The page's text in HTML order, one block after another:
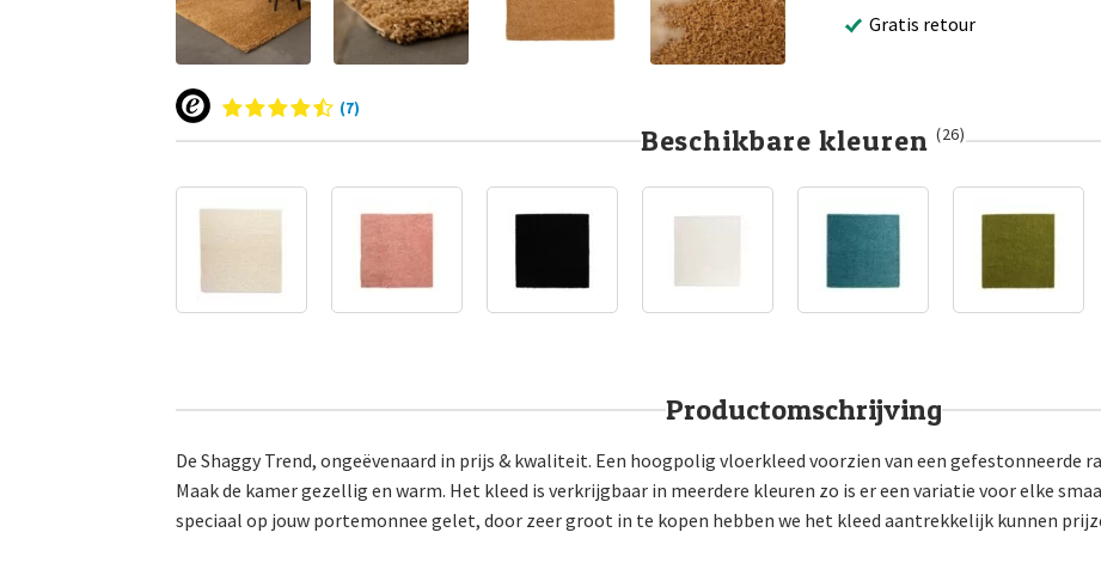
(7)
Gratis retour
Beschikbare kleuren (26)
Productomschrijving
De Shaggy Trend, ongeëvenaard in prijs & kwaliteit. Een hoogpolig vloerkleed voorzien van een gefestonneerde
Maak de kamer gezellig en warm. Het kleed is verkrijgbaar in meerdere kleuren zo is er een variatie voor elke
speciaal op jouw portemonnee gelet, door zeer groot in te kopen hebben we het kleed aantrekkelijk kunnen